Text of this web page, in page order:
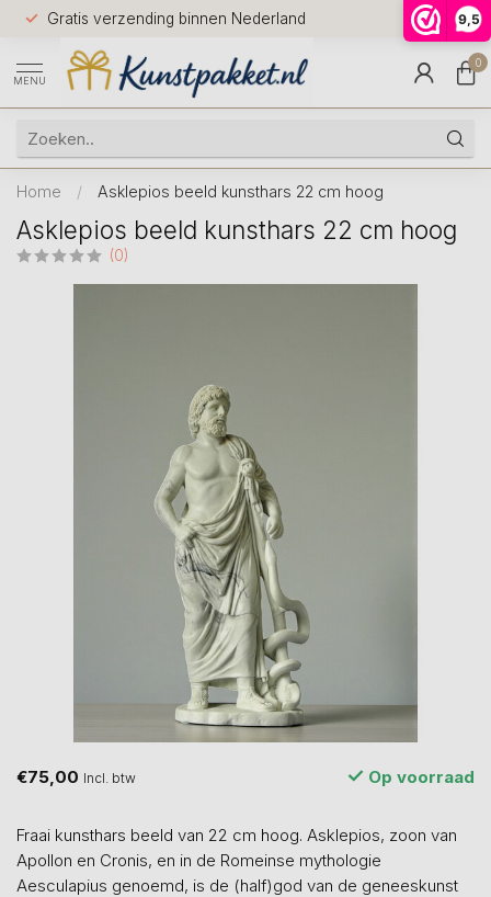
9,5
Gratis verzending binnen Nederland
Voor
huis
9.5
MENU
0
Home / Asklepios beeld kunsthars 22 cm hoog
Asklepios beeld kunsthars 22 cm hoog
(0)
€75,00 Incl. btw Op voorraad
Fraai kunsthars beeld van 22 cm hoog. Asklepios, zoon van
Apollon en Cronis, en in de Romeinse mythologie
Aesculapius genoemd, is de (half)god van de geneeskunst